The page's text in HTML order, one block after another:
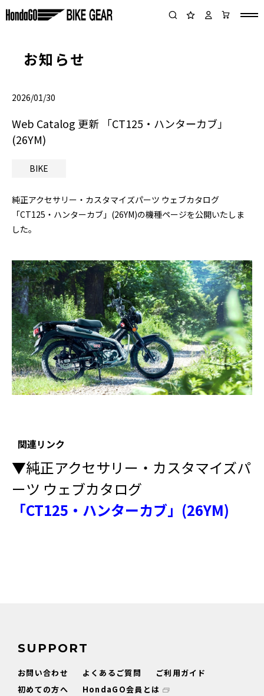
お知らせ
2026/01/30
Web Catalog 更新 「CT125・ハンターカブ」
(26YM)
BIKE
純正アクセサリー・カスタマイズパーツ ウェブカタログ
「CT125・ハンターカブ」(26YM)の機種ページを公開いたしま
した。
関連リンク
▼純正アクセサリー・カスタマイズパ
ーツ ウェブカタログ
「CT125・ハンターカブ」(26YM)
SUPPORT
お問い合わせ よくあるご質問
ご利用ガイド
初めての方へ
HondaGO会員とは